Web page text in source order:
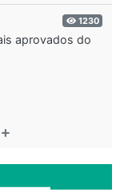
1230
aprovados do